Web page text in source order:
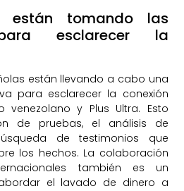
están tomando las
esclarecer la
están llevando a cabo una
para esclarecer la conexión
venezolano y Plus Ultra. Esto
de pruebas, el análisis de
de testimonios que
los hechos. La colaboración
también es un
el lavado de dinero a